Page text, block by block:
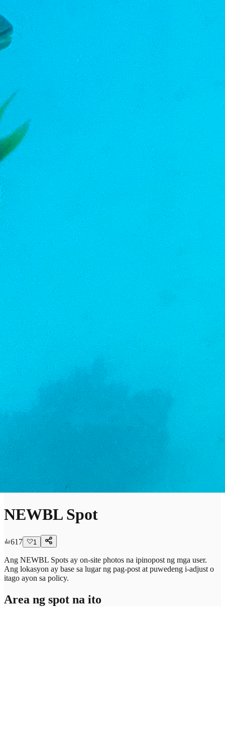
NEWBL Spot
617 1
Ang NEWBL Spots ay on-site photos na ipinopost ng mga user.
Ang lokasyon ay base sa lugar ng pag-post at puwedeng i-adjust o
itago ayon sa policy.
Area ng spot na ito